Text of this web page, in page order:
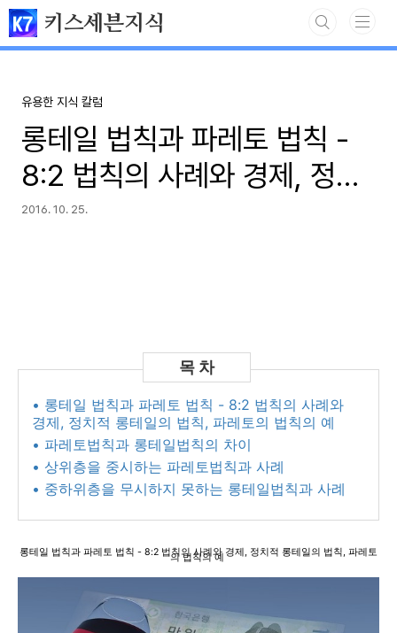
본문 바로가기
키스세븐지식
유용한 지식 칼럼
롱테일 법칙과 파레토 법칙 -
8:2 법칙의 사례와 경제, 정치
적 롱테일의 법칙, 파레토의 법
2016. 10. 25.
• 롱테일 법칙과 파레토 법칙 - 8:2 법칙의 사례와
경제, 정치적 롱테일의 법칙, 파레토의 법칙의 예
• 파레토법칙과 롱테일법칙의 차이
• 상위층을 중시하는 파레토법칙과 사례
• 중하위층을 무시하지 못하는 롱테일법칙과 사례
롱테일 법칙과 파레토 법칙 - 8:2 법칙의 사례와 경제, 정치적 롱테일의 법칙, 파레토
의 법칙의 예